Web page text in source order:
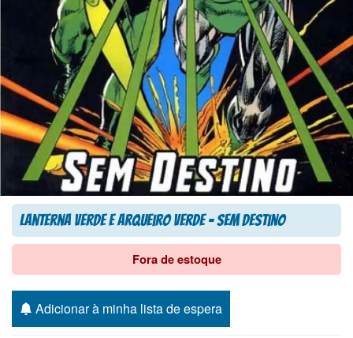
Lanterna Verde e Arqueiro Verde – Sem Destino
Fora de estoque
Adicionar à minha lista de espera